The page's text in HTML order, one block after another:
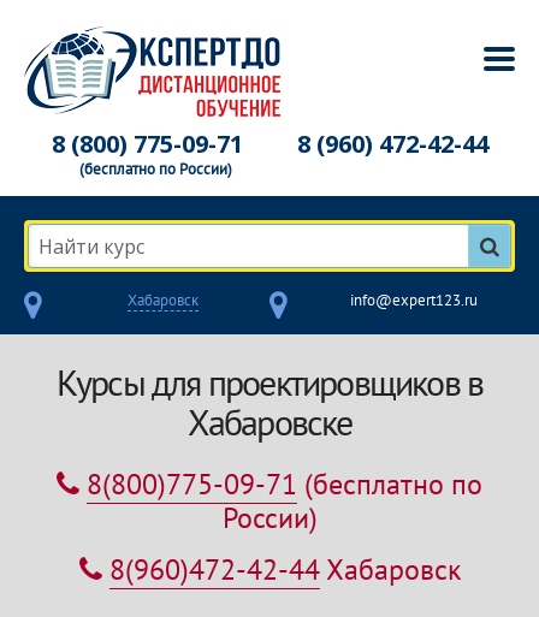
8 (800) 775-09-71
(бесплатно по России)
8 (960) 472-42-44
Найти курс
Хабаровск info@expert123.ru
Курсы для проектировщиков в
Хабаровске
8(800)775-09-71 (бесплатно по
России)
8(960)472-42-44Хабаровск